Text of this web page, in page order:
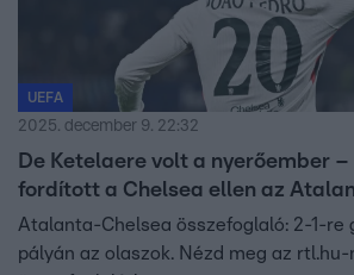
UEFA
2025. december 9. 22:32
De Ketelaere volt a nyerőember
fordított a Chelsea ellen az
Atalanta-Chelsea összefoglaló: 2-1-re
pályán az olaszok. Nézd meg az